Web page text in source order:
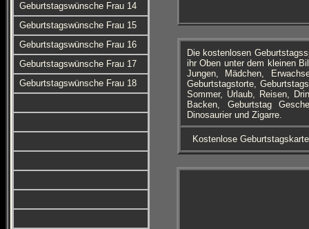
Geburtstagswünsche Frau 14
Geburtstagswünsche Frau 15
Geburtstagswünsche Frau 16
Geburtstagswünsche Frau 17
Geburtstagswünsche Frau 18
Die kostenlosen
ihr Oben unter dem kleinen
Jungen, Mädchen,
Geburtstagstorte,
Sommer, Urlaub, Reisen,
Backen, Geburtstag
Dinosaurier und Zigarre.
Kostenlose